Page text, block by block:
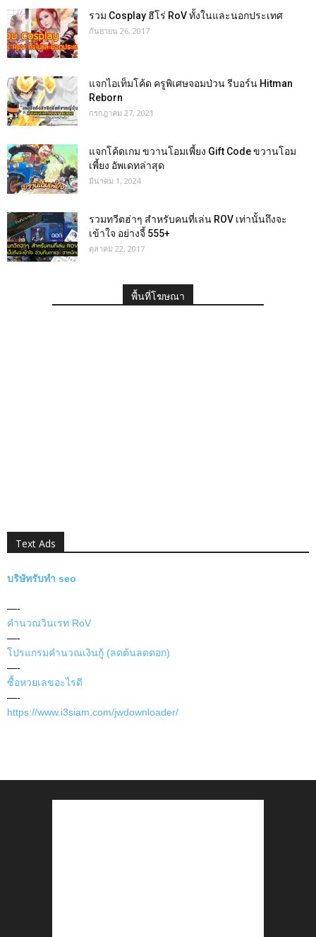
รวม Cosplay ฮีโร่ RoV ทั้งในและนอกประเทศ
กันยายน 26, 2017
แจกไอเท็มโค้ด ครูพิเศษจอมป่วน รีบอร์น Hitman
Reborn
กรกฎาคม 27, 2021
แจกโค้ดเกม ขวานโอมเพี้ยง Gift Code ขวานโอม
เพี้ยง อัพเดทล่าสุด
มีนาคม 1, 2024
รวมทวีตฮ่าๆ สำหรับคนที่เล่น ROV เท่านั้นถึงจะ
เข้าใจ อย่างจี้ 555+
ตุลาคม 22, 2017
พื้นที่โฆษณา
Text Ads
บริษัทรับทำ seo
—-
คำนวณวินเรท RoV
—-
โปรแกรมคำนวณเงินกู้ (ลดต้นลดดอก)
—-
ซื้อหวยเลขอะไรดี
—-
https://www.i3siam.com/jwdownloader/